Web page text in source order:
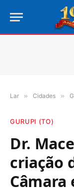
Lar » Cidades »
GURUPI (TO)
Dr.
criação
Câmara